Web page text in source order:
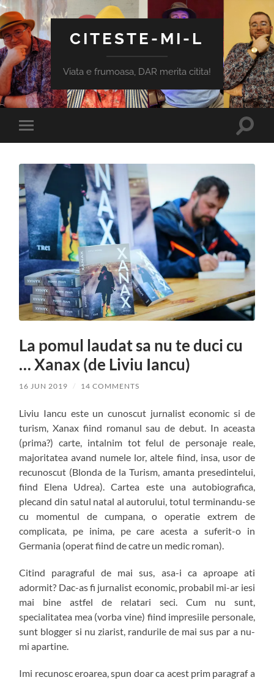
CITESTE-MI-L
Viata e frumoasa, DAR merita citita!
Toggle
mobile
Toggle
La pomul laudat sa nu te duci cu
… Xanax (de Liviu Iancu)
16 JUN 2019 / 14 COMMENTS
Liviu Iancu este un cunoscut jurnalist economic si de
turism, Xanax fiind romanul sau de debut. In aceasta
(prima?) carte, intalnim tot felul de personaje reale,
majoritatea avand numele lor, altele fiind, insa, usor de
recunoscut (Blonda de la Turism, amanta presedintelui,
fiind Elena Udrea). Cartea este una autobiografica,
plecand din satul natal al autorului, totul terminandu-se
cu momentul de cumpana, o operatie extrem de
complicata, pe inima, pe care acesta a suferit-o in
Germania (operat fiind de catre un medic roman).
Citind paragraful de mai sus, asa-i ca aproape ati
adormit? Dac-as fi jurnalist economic, probabil mi-ar iesi
mai bine astfel de relatari seci. Cum nu sunt,
specialitatea mea (vorba vine) fiind impresiile personale,
sunt blogger si nu ziarist, randurile de mai sus par a nu-
mi apartine.
Imi recunosc eroarea, spun doar ca acest prim paragraf a